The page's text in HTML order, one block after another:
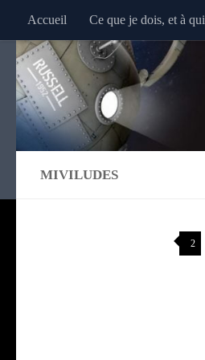
Au dessous du contenu
Accueil Ce que je dois, et à qui
MIVILUDES
2